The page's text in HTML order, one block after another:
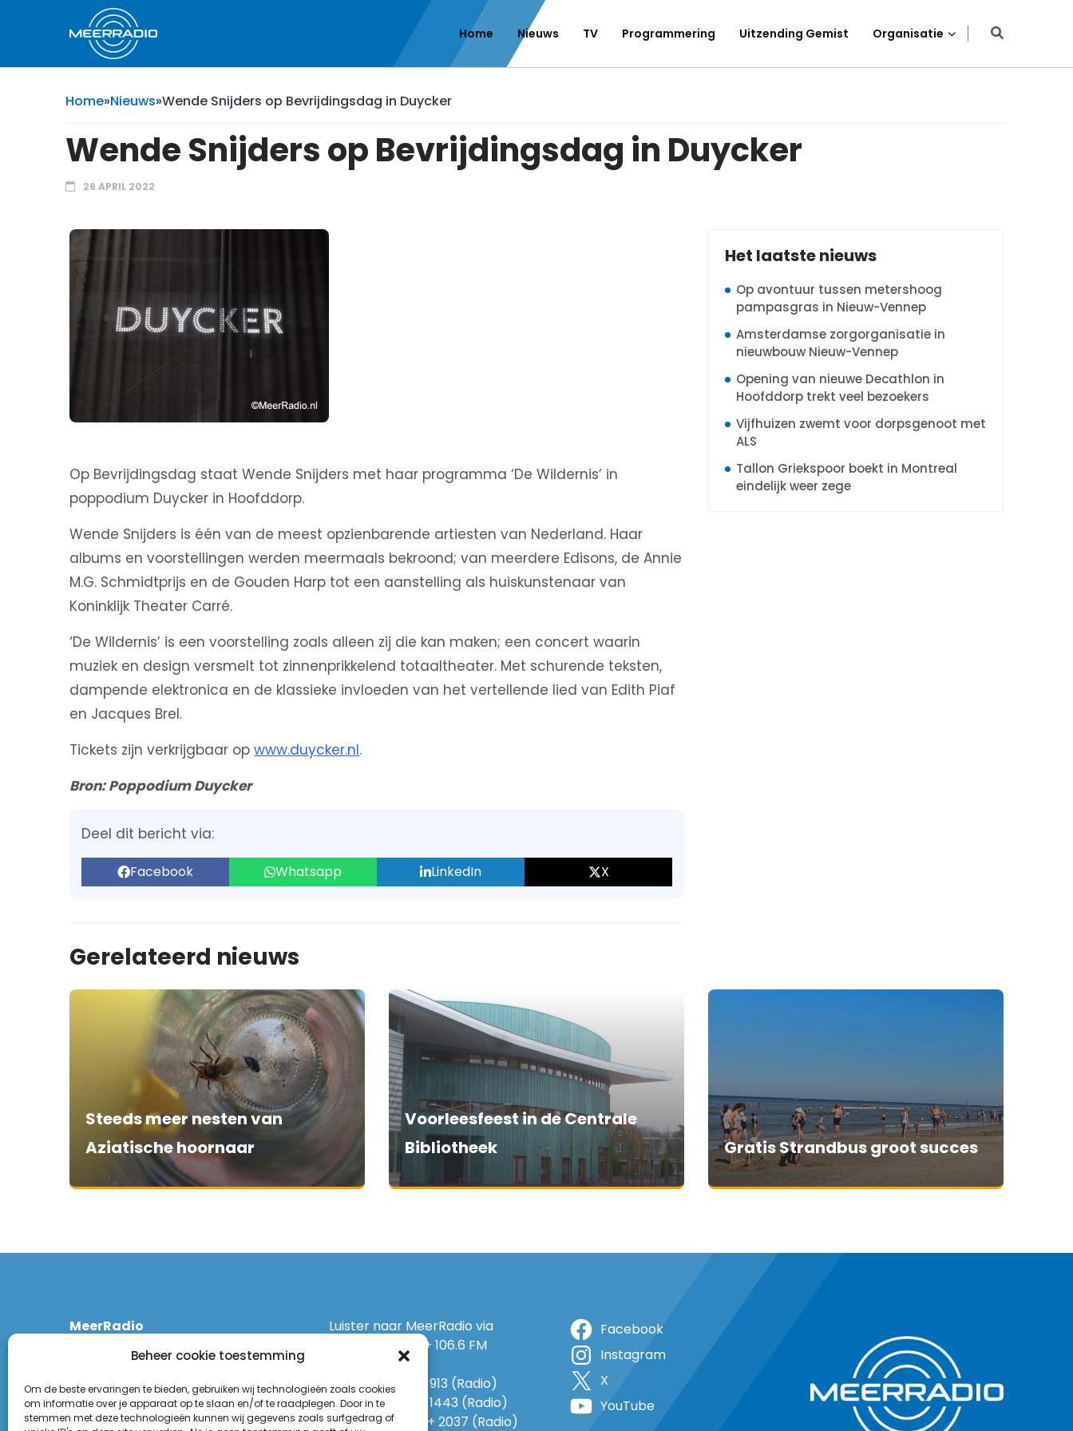
Beheer cookie toestemming
Om de beste ervaringen te bieden, gebruiken wij technologieën zoals cookies
om informatie over je apparaat op te slaan en/of te raadplegen. Door in te
stemmen met deze technologieën kunnen wij gegevens zoals surfgedrag of
Home Nieuws TV Programmering Uitzending Gemist Organisatie
Home»Nieuws»Wende Snijders op Bevrijdingsdag in Duycker
Wende Snijders op Bevrijdingsdag in Duycker
26 APRIL 2022
Op Bevrijdingsdag staat Wende Snijders met haar programma ‘De Wildernis’ in
poppodium Duycker in Hoofddorp.
Wende Snijders is één van de meest opzienbarende artiesten van Nederland. Haar
albums en voorstellingen werden meermaals bekroond; van meerdere Edisons, de Annie
M.G. Schmidtprijs en de Gouden Harp tot een aanstelling als huiskunstenaar van
Koninklijk Theater Carré.
‘De Wildernis’ is een voorstelling zoals alleen zij die kan maken; een concert waarin
muziek en design versmelt tot zinnenprikkelend totaaltheater. Met schurende teksten,
dampende elektronica en de klassieke invloeden van het vertellende lied van Edith Piaf
en Jacques Brel.
Tickets zijn verkrijgbaar op www.duycker.nl.
Bron: Poppodium Duycker
Deel dit bericht via:
Facebook Whatsapp LinkedIn X
Het laatste nieuws
Op avontuur tussen metershoog
pampasgras in Nieuw-Vennep
Amsterdamse zorgorganisatie in
nieuwbouw Nieuw-Vennep
Opening van nieuwe Decathlon in
Hoofddorp trekt veel bezoekers
Vijfhuizen zwemt voor dorpsgenoot met
ALS
Tallon Griekspoor boekt in Montreal
eindelijk weer zege
Gerelateerd nieuws
Steeds meer nesten van
Aziatische hoornaar
Voorleesfeest in de Centrale
Bibliotheek
Gratis Strandbus groot succes
MeerRadio
2131 CT Hoofddorp
(023) 55 55 900
Luister naar MeerRadio via
Ether: 105.5 FM + 106.6 FM
DAB+ op 5A
Ziggo: 38 (TV) + 913 (Radio)
KPN: 1143 (TV) + 1443 (Radio)
Odido 735 (TV) + 2037 (Radio)
Facebook
Instagram
X
YouTube